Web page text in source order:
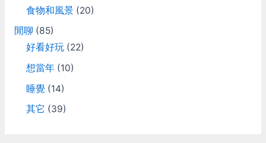
食物和風景(20)
閒聊 (85)
好看好玩(22)
想當年(10)
睡覺(14)
其它 (39)